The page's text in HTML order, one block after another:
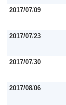
2017/07/09
2017/07/23
2017/07/30
2017/08/06